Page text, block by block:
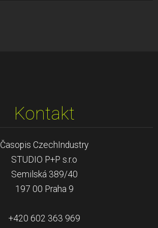
Kontakt
Časopis CzechIndustry
STUDIO P+P s.r.o
Semilská 389/40
197 00 Praha 9
+420 602 363 969